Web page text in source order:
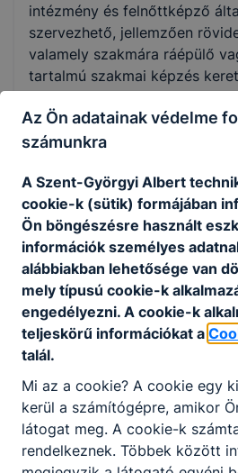
intézmény és felnőttképző
szervezhető, jellemzően
valamely szakmára ráépülő
tartalmú szakmai képzés
megszerezhető –
A szakmai képzés befejezése
részt vevő akkreditált
A sikeres képesítő vizsga
képesítő bizonyítvány
végzettségi szintet nem
tanúsít.
Ingyenes képzéseinken az
letételéig térítésmentesen
még nem rendelkeznek az új
rendszerben szerzett
A szakképző intézmény
meghatározottak szerint, az
igazgatójának döntése alapján
korábbi tanulmányok,
Az Ön adatainak védelme
számunkra
A Szent-Györgyi Albert
cookie-k (sütik) formájában
Ön böngészésre használt
információk személyes
alábbiakban lehetősége van
mely típusú cookie-k
engedélyezni. A cookie-k
teljeskörű információkat a
talál.
Mi az a cookie? A cookie egy
kerül a számítógépre, amikor
látogat meg. A cookie-k
rendelkeznek. Többek között